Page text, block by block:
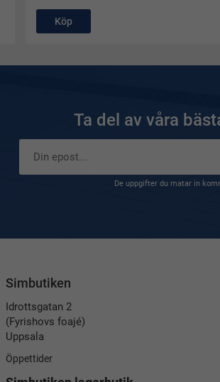
Köp
Ta del av våra
De uppgifter du matar in
Simbutiken
Idrottsgatan 2
(Fyrishovs foajé)
Uppsala
Öppettider